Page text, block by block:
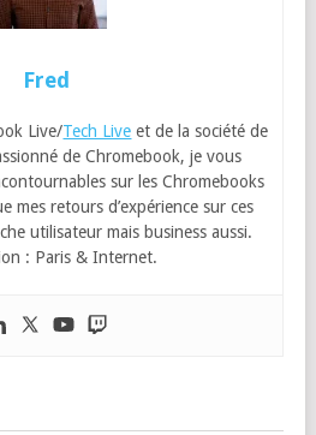
Fred
Live/Tech Live et de la société de
de Chromebook, je vous
sur les Chromebooks
mes retours d’expérience sur ces
utilisateur mais business aussi.
: Paris & Internet.